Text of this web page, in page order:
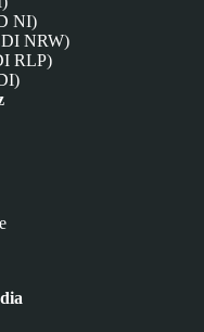
NI)
NRW)
RLP)